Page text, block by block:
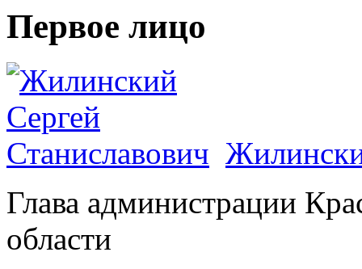
Первое лицо
Глава администрации
области